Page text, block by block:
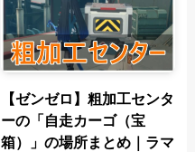
【ゼンゼロ】粗加工センタ
ーの「自走カーゴ（宝
箱）」の場所まとめ｜ラマ